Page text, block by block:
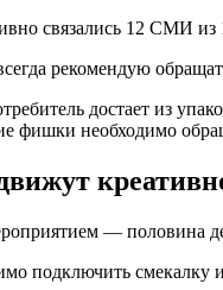
связались 12 СМИ
рекомендую
достает из
фишки необходимо
— половина
подключить смекалку